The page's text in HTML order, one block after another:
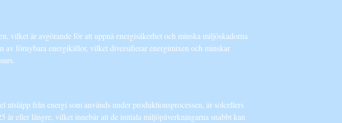
vilket är avgörande för att uppnå energisäkerhet och minska miljöskadorna
av förnybara energikällor, vilket diversifierar energimixen och minskar
från energi som används under produktionsprocessen, är solcellers
eller längre, vilket innebär att de initiala miljöpåverkningarna snabbt kan